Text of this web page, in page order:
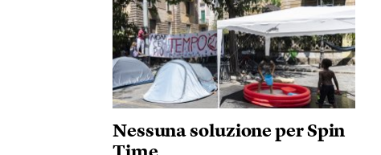
Nessuna soluzione per Spin